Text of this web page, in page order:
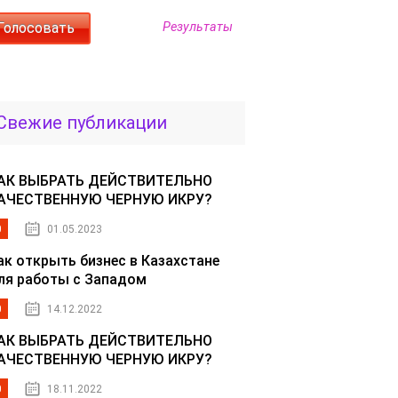
Результаты
публикации
ВЫБРАТЬ ДЕЙСТВИТЕЛЬНО
ЧЕРНУЮ ИКРУ?
01.05.2023
открыть бизнес в Казахстане
работы с Западом
14.12.2022
ВЫБРАТЬ ДЕЙСТВИТЕЛЬНО
ЧЕРНУЮ ИКРУ?
18.11.2022